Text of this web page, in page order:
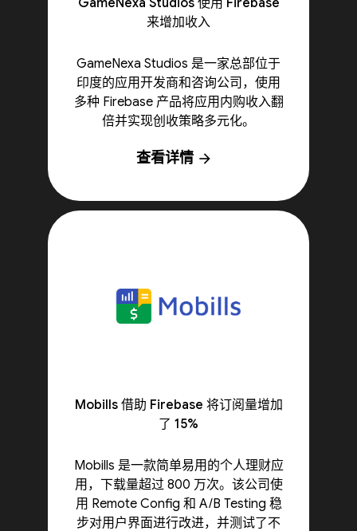
来增加收入
GameNexa Studios 是一家总部位于
印度的应用开发商和咨询公司，使用
多种 Firebase 产品将应用内购收入翻
倍并实现创收策略多元化。
查看详情 arrow_forward
Mobills 借助 Firebase 将订阅量增加
了 15%
Mobills 是一款简单易用的个人理财应
用，下载量超过 800 万次。该公司使
用 Remote Config 和 A/B Testing 稳
步对用户界面进行改进，并测试了不